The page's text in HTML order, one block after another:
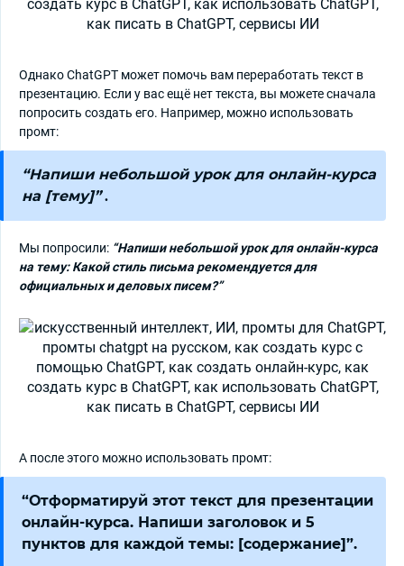
Однако ChatGPT может помочь вам переработать текст в
презентацию. Если у вас ещё нет текста, вы можете сначала
попросить создать его. Например, можно использовать
промт:
“Напиши небольшой урок для онлайн-курса
на [тему]” .
Мы попросили: “Напиши небольшой урок для онлайн-курса
на тему: Какой стиль письма рекомендуется для
официальных и деловых писем?”
А после этого можно использовать промт:
“Отформатируй этот текст для презентации
онлайн-курса. Напиши заголовок и 5
пунктов для каждой темы: [содержание]”.